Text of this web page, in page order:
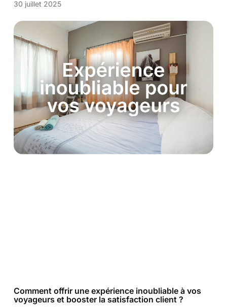
30 juillet 2025
Comment offrir une expérience inoubliable à vos
voyageurs et booster la satisfaction client ?